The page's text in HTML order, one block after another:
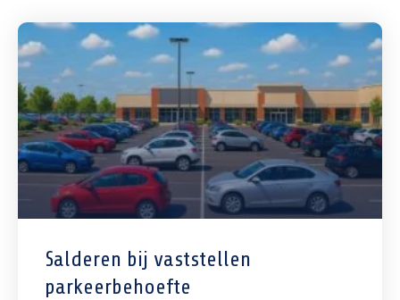
Salderen bij vaststellen
parkeerbehoefte